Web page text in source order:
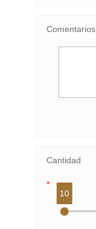
Comentarios
Cantidad
*
10